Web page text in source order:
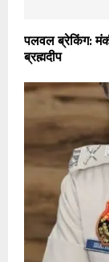
पलवल ब्रेकिंग:
ब्रह्मदीप